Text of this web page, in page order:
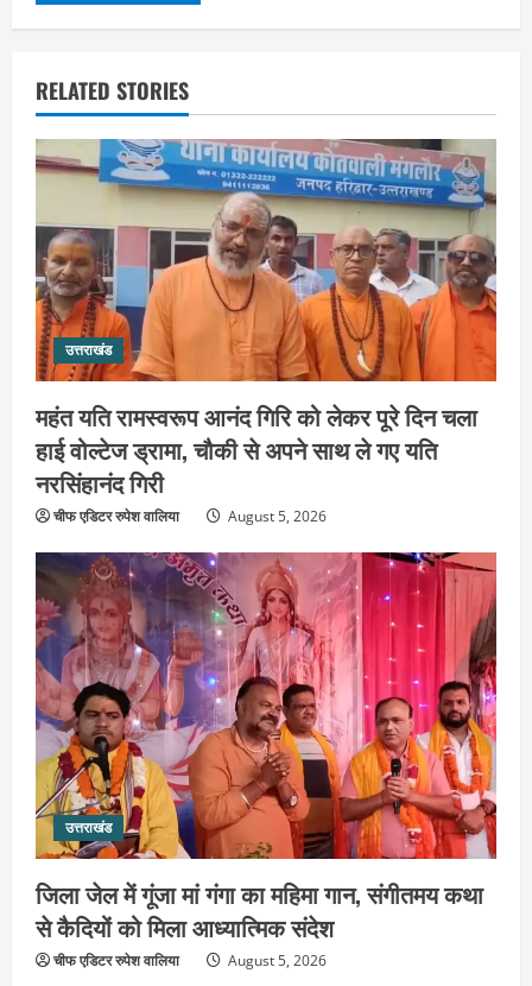
RELATED STORIES
उत्तराखंड
महंत यति रामस्वरूप आनंद गिरि को लेकर पूरे दिन चला
हाई वोल्टेज ड्रामा, चौकी से अपने साथ ले गए यति
नरसिंहानंद गिरी
चीफ एडिटर रुपेश वालिया August 5, 2026
उत्तराखंड
जिला जेल में गूंजा मां गंगा का महिमा गान, संगीतमय कथा
से कैदियों को मिला आध्यात्मिक संदेश
चीफ एडिटर रुपेश वालिया August 5, 2026
2
उत्तराखंड
जिला जेल में गूंजा मां गंगा का महिमा गान,
संगीतमय कथा से कैदियों को मिला आध्यात्मिक
संदेश
August 5, 2026
उत्तराखंड
कांवड़ियों की सेवा में जुटा हरिद्वार-रूड़की
विकास प्राधिकरण, जलपान व प्रसाद वितरण
से जीता श्रद्धालुओं का दिल